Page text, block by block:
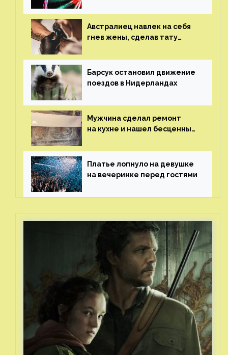
Австралиец навлек на себя
гнев жены, сделав тату
Барсук остановил движение
поездов в Нидерландах
Мужчина сделал ремонт
на кухне и нашел бесценные
Платье лопнуло на девушке
на вечеринке перед гостями